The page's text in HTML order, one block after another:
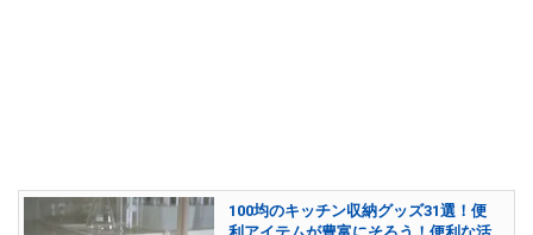
100均のキッチン収納グッズ31選！便